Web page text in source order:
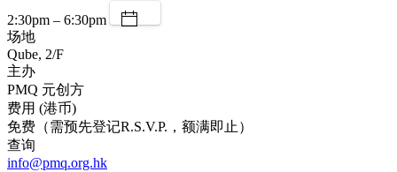
2:30pm – 6:30pm
场地
Qube, 2/F
主办
PMQ 元创方
费用 (港币)
免费（需预先登记R.S.V.P.，额满即止）
查询
info@pmq.org.hk